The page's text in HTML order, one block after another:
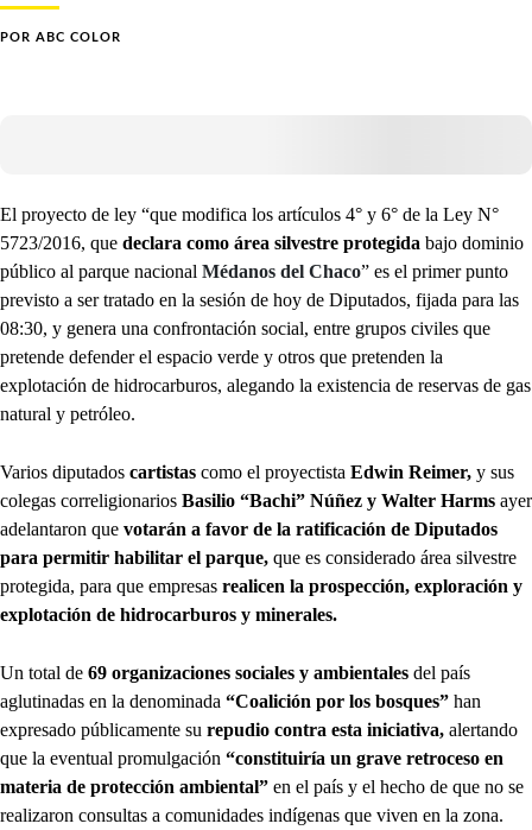
POR ABC COLOR
El proyecto de ley “que modifica los artículos 4° y 6° de la Ley N°
5723/2016, que declara como área silvestre protegida bajo dominio
público al parque nacional Médanos del Chaco” es el primer punto
previsto a ser tratado en la sesión de hoy de Diputados, fijada para las
08:30, y genera una confrontación social, entre grupos civiles que
pretende defender el espacio verde y otros que pretenden la
explotación de hidrocarburos, alegando la existencia de reservas de gas
natural y petróleo.
Varios diputados cartistas como el proyectista Edwin Reimer, y sus
colegas correligionarios Basilio “Bachi” Núñez y Walter Harms ayer
adelantaron que votarán a favor de la ratificación de Diputados
para permitir habilitar el parque, que es considerado área silvestre
protegida, para que empresas realicen la prospección, exploración y
explotación de hidrocarburos y minerales.
Un total de 69 organizaciones sociales y ambientales del país
aglutinadas en la denominada “Coalición por los bosques” han
expresado públicamente su repudio contra esta iniciativa, alertando
que la eventual promulgación “constituiría un grave retroceso en
materia de protección ambiental” en el país y el hecho de que no se
realizaron consultas a comunidades indígenas que viven en la zona.